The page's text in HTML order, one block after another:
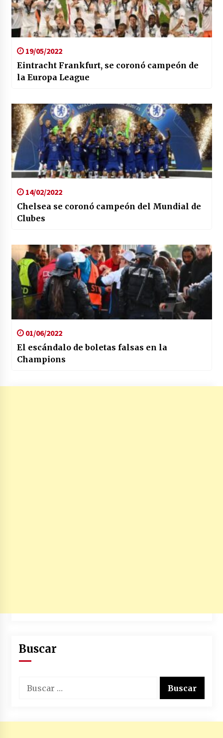
19/05/2022
Eintracht Frankfurt, se coronó campeón de
la Europa League
14/02/2022
Chelsea se coronó campeón del Mundial de
Clubes
01/06/2022
El escándalo de boletas falsas en la
Champions
Buscar